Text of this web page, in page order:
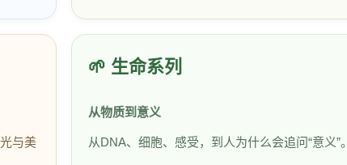
与美
🌱 生命系列
从物质到意义
从DNA、细胞、感受，到人为什么会追问“意义”。